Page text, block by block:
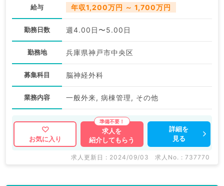
給与 年収1,200万円 ～ 1,700万円
勤務日数 週4.00日〜5.00日
勤務地 兵庫県神戸市中央区
募集科目 脳神経外科
業務内容 一般外来, 病棟管理, その他
お気に入り
求人を
紹介してもらう
詳細を
見る
求人更新日 : 2024/09/03 求人No. : 737770